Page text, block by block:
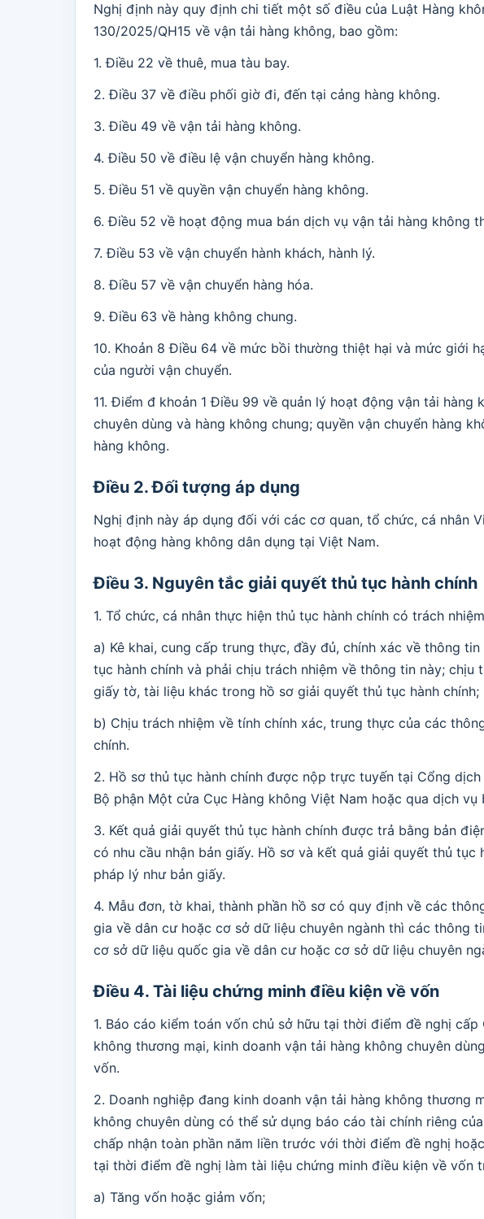
Nghị định này quy định chi tiết một số điều của Luật Hàng
130/2025/QH15 về vận tải hàng không, bao gồm:
1. Điều 22 về thuê, mua tàu bay.
2. Điều 37 về điều phối giờ đi, đến tại cảng hàng không.
3. Điều 49 về vận tải hàng không.
4. Điều 50 về điều lệ vận chuyển hàng không.
5. Điều 51 về quyền vận chuyển hàng không.
6. Điều 52 về hoạt động mua bán dịch vụ vận tải hàng không
7. Điều 53 về vận chuyển hành khách, hành lý.
8. Điều 57 về vận chuyển hàng hóa.
9. Điều 63 về hàng không chung.
10. Khoản 8 Điều 64 về mức bồi thường thiệt hại và mức giới
của người vận chuyển.
11. Điểm đ khoản 1 Điều 99 về quản lý hoạt động vận tải hàng
chuyên dùng và hàng không chung; quyền vận chuyển hàng
hàng không.
Điều 2. Đối tượng áp dụng
Nghị định này áp dụng đối với các cơ quan, tổ chức, cá nhân
hoạt động hàng không dân dụng tại Việt Nam.
Điều 3. Nguyên tắc giải quyết thủ tục hành chính
1. Tổ chức, cá nhân thực hiện thủ tục hành chính có trách
a) Kê khai, cung cấp trung thực, đầy đủ, chính xác về thông
tục hành chính và phải chịu trách nhiệm về thông tin này; chịu
giấy tờ, tài liệu khác trong hồ sơ giải quyết thủ tục hành chính;
b) Chịu trách nhiệm về tính chính xác, trung thực của các
chính.
2. Hồ sơ thủ tục hành chính được nộp trực tuyến tại Cổng
Bộ phận Một cửa Cục Hàng không Việt Nam hoặc qua dịch vụ
3. Kết quả giải quyết thủ tục hành chính được trả bằng bản
có nhu cầu nhận bản giấy. Hồ sơ và kết quả giải quyết thủ
pháp lý như bản giấy.
4. Mẫu đơn, tờ khai, thành phần hồ sơ có quy định về các
gia về dân cư hoặc cơ sở dữ liệu chuyên ngành thì các thông
cơ sở dữ liệu quốc gia về dân cư hoặc cơ sở dữ liệu chuyên
Điều 4. Tài liệu chứng minh điều kiện về vốn
1. Báo cáo kiểm toán vốn chủ sở hữu tại thời điểm đề nghị
không thương mại, kinh doanh vận tải hàng không chuyên
vốn.
2. Doanh nghiệp đang kinh doanh vận tải hàng không thương
không chuyên dùng có thể sử dụng báo cáo tài chính riêng
chấp nhận toàn phần năm liền trước với thời điểm đề nghị
tại thời điểm đề nghị làm tài liệu chứng minh điều kiện về vốn
a) Tăng vốn hoặc giảm vốn;